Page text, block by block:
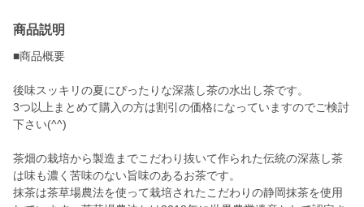
商品説明
■商品概要
後味スッキリの夏にぴったりな深蒸し茶の水出し茶です。
3つ以上まとめて購入の方は割引の価格になっていますのでご検討
下さい(^^)
茶畑の栽培から製造までこだわり抜いて作られた伝統の深蒸し茶
は味も濃く苦味のない旨味のあるお茶です。
抹茶は茶草場農法を使って栽培されたこだわりの静岡抹茶を使用